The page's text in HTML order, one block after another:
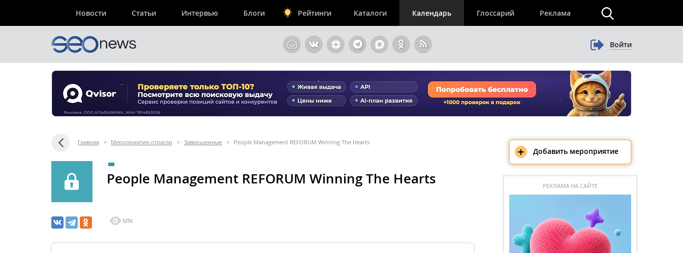
Новости Статьи Интервью Блоги Рейтинги Каталоги Календарь Глоссарий Реклама
Войти
Главная > Мероприятия отрасли > Завершенные > People Management REFORUM Winning The Hearts
People Management REFORUM Winning The Hearts
5256
+ Добавить мероприятие
РЕКЛАМА НА САЙТЕ